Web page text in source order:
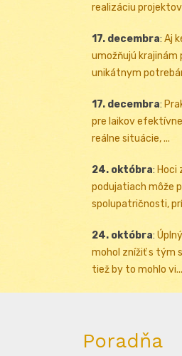
realizáciu projektov
17. decembra: Aj
umožňujú krajinám
unikátnym
17. decembra:
pre laikov
reálne situácie, ...
24. októbra: Hoci
podujatiach môže
spolupatričnosti,
24. októbra:
mohol znížiť s tým
tiež by to mohlo vi...
Poradňa